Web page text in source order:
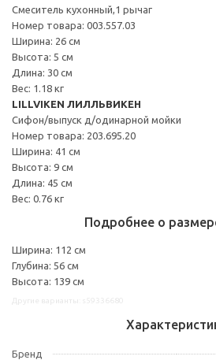
Смеситель кухонный,1 рычаг
Номер товара: 003.557.03
Ширина: 26 см
Высота: 5 см
Длина: 30 см
Вес: 1.18 кг
LILLVIKEN ЛИЛЛЬВИКЕН
Сифон/выпуск д/одинарной мойки
Номер товара: 203.695.20
Ширина: 41 см
Высота: 9 см
Длина: 45 см
Вес: 0.76 кг
Подробнее о
Ширина: 112 см
Глубина: 56 см
Высота: 139 см
Бренд